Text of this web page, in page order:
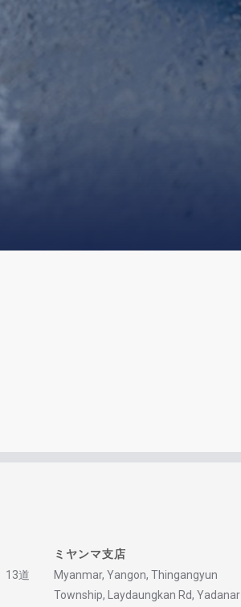
13道
ミヤンマ支店
Myanmar, Yangon, Thingangyun
Township, Laydaungkan Rd, Yadanar